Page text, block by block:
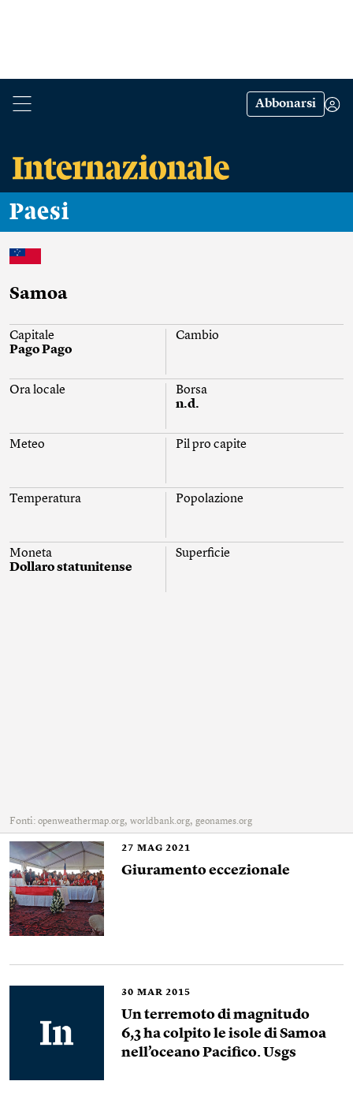
Abbonarsi
Paesi
Samoa
Capitale
Pago Pago
Cambio
Ora locale
Borsa
n.d.
Meteo Pil pro capite
Temperatura Popolazione
Moneta
Dollaro statunitense
Superficie
Fonti: openweathermap.org, worldbank.org, geonames.org
27 MAG 2021
Giuramento eccezionale
30 MAR 2015
Un terremoto di magnitudo
6,3 ha colpito le isole di Samoa
nell’oceano Pacifico. Usgs